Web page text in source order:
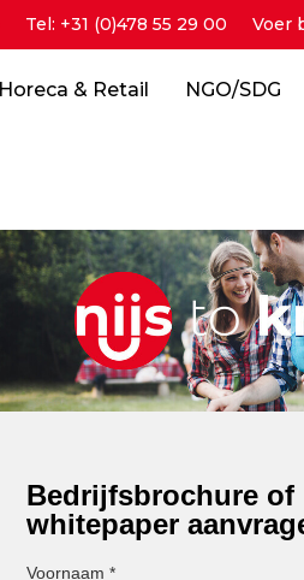
Tel: +31 (0)478 55 29 00 Voer
Horeca & Retail NGO/SDG